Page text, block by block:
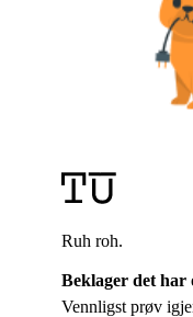
Ruh roh.
Beklager det har
Vennligst prøv